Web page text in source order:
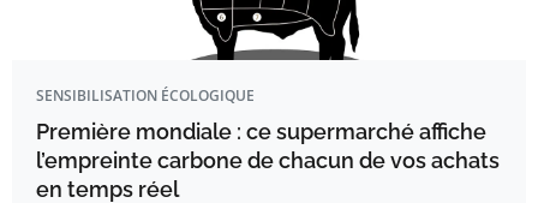
SENSIBILISATION ÉCOLOGIQUE
Première mondiale : ce supermarché affiche
l’empreinte carbone de chacun de vos achats
en temps réel